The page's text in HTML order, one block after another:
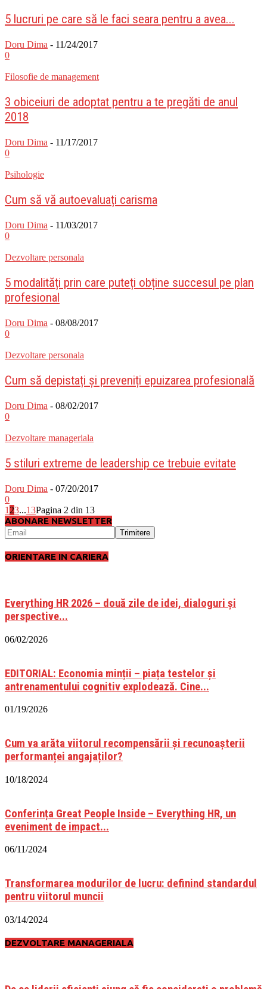
5 lucruri pe care să le faci seara pentru a avea...
Doru Dima - 11/24/2017
0
Filosofie de management
3 obiceiuri de adoptat pentru a te pregăti de anul
2018
Doru Dima - 11/17/2017
0
Psihologie
Cum să vă autoevaluați carisma
Doru Dima - 11/03/2017
0
Dezvoltare personala
5 modalități prin care puteți obține succesul pe plan
profesional
Doru Dima - 08/08/2017
0
Dezvoltare personala
Cum să depistați și preveniți epuizarea profesională
Doru Dima - 08/02/2017
0
Dezvoltare manageriala
5 stiluri extreme de leadership ce trebuie evitate
Doru Dima - 07/20/2017
0
1 23...13Pagina 2 din 13
ABONARE NEWSLETTER
ORIENTARE IN CARIERA
Everything HR 2026 – două zile de idei, dialoguri și
perspective...
06/02/2026
EDITORIAL: Economia minții – piața testelor și
antrenamentului cognitiv explodează. Cine...
01/19/2026
Cum va arăta viitorul recompensării și recunoașterii
performanței angajaților?
10/18/2024
Conferința Great People Inside – Everything HR, un
eveniment de impact...
06/11/2024
Transformarea modurilor de lucru: definind standardul
pentru viitorul muncii
03/14/2024
DEZVOLTARE MANAGERIALA